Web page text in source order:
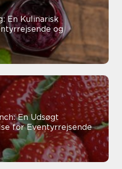
En Kulinarisk
og
En Udsøgt
for Eventyrrejsende